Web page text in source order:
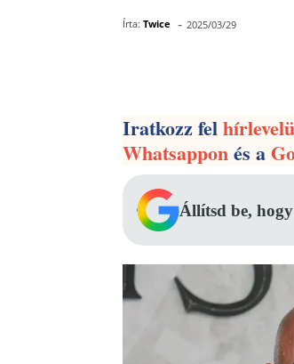
Írta: Twice - 2025/03/29
Iratkozz fel
Whatsapponés a
Állítsd be,